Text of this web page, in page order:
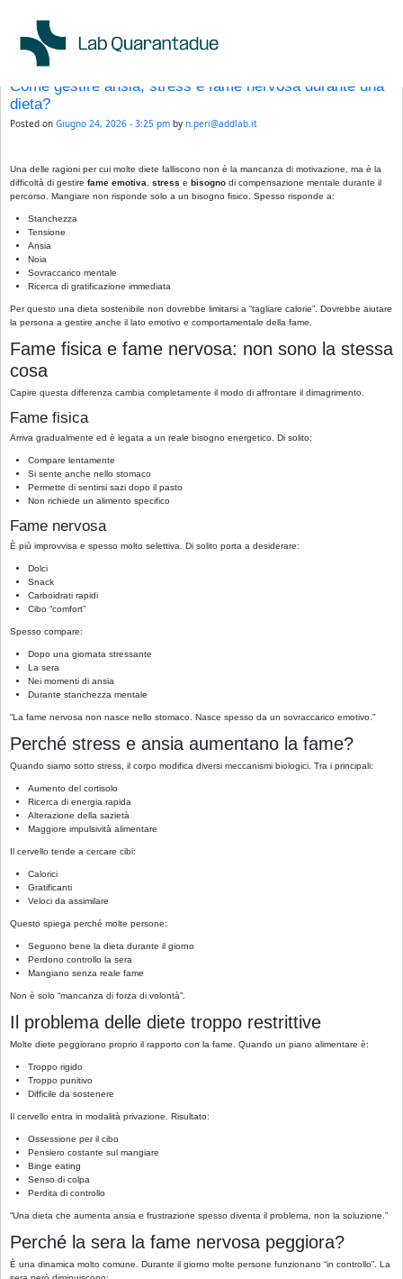
←Older posts
Come gestire ansia, stress e fame nervosa durante una
dieta?
Posted on Giugno 24, 2026 - 3:25 pm by n.peri@addlab.it
Una delle ragioni per cui molte diete falliscono non è la mancanza di motivazione, ma è la
difficoltà di gestire fame emotiva stress e bisogno di compensazione mentale durante il
percorso. Mangiare non risponde solo a un bisogno fisico. Spesso risponde a:
Stanchezza
Tensione
Ansia
Noia
Sovraccarico mentale
Ricerca di gratificazione immediata
Per questo una dieta sostenibile non dovrebbe limitarsi a “tagliare calorie”. Dovrebbe aiutare
la persona a gestire anche il lato emotivo e comportamentale della fame.
Fame fisica e fame nervosa: non sono la stessa
cosa
Capire questa differenza cambia completamente il modo di affrontare il dimagrimento.
Fame fisica
Arriva gradualmente ed è legata a un reale bisogno energetico. Di solito:
Compare lentamente
Si sente anche nello stomaco
Permette di sentirsi sazi dopo il pasto
Non richiede un alimento specifico
Fame nervosa
È più improvvisa e spesso molto selettiva. Di solito porta a desiderare:
Dolci
Snack
Carboidrati rapidi
Cibo “comfort”
Spesso compare:
Dopo una giornata stressante
La sera
Nei momenti di ansia
Durante stanchezza mentale
“La fame nervosa non nasce nello stomaco. Nasce spesso da un sovraccarico emotivo.”
Perché stress e ansia aumentano la fame?
Quando siamo sotto stress, il corpo modifica diversi meccanismi biologici. Tra i principali:
Aumento del cortisolo
Ricerca di energia rapida
Alterazione della sazietà
Maggiore impulsività alimentare
Il cervello tende a cercare cibi:
Calorici
Gratificanti
Veloci da assimilare
Questo spiega perché molte persone:
Seguono bene la dieta durante il giorno
Perdono controllo la sera
Mangiano senza reale fame
Non è solo “mancanza di forza di volontà”.
Il problema delle diete troppo restrittive
Molte diete peggiorano proprio il rapporto con la fame. Quando un piano alimentare è:
Troppo rigido
Troppo punitivo
Difficile da sostenere
Il cervello entra in modalità privazione. Risultato:
Ossessione per il cibo
Pensiero costante sul mangiare
Binge eating
Senso di colpa
Perdita di controllo
“Una dieta che aumenta ansia e frustrazione spesso diventa il problema, non la soluzione.”
Perché la sera la fame nervosa peggiora?
È una dinamica molto comune. Durante il giorno molte persone funzionano “in controllo”. La